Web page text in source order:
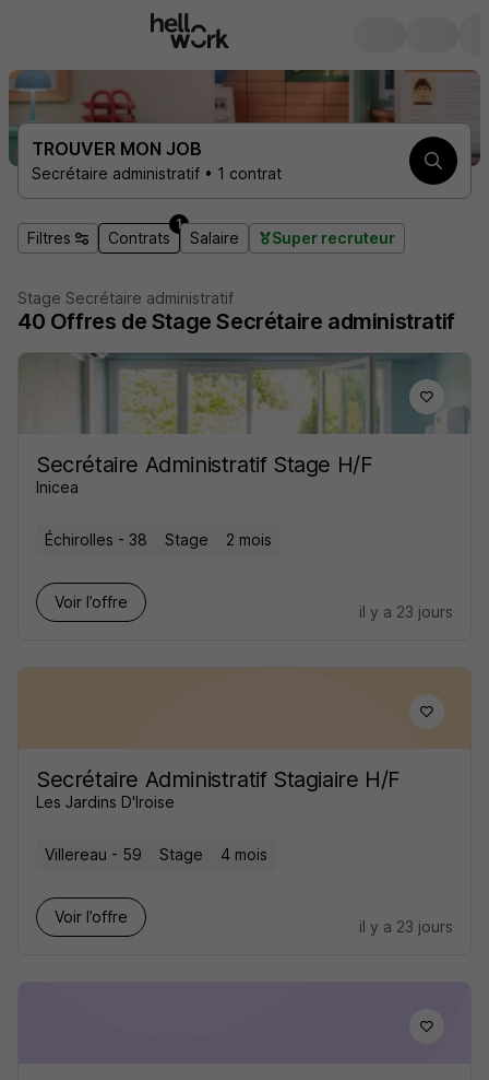
TROUVER MON JOB
Secrétaire administratif • 1 contrat
Filtres Contrats
1
Salaire Super recruteur
Stage Secrétaire administratif
40 Offres de Stage Secrétaire administratif
Secrétaire Administratif Stage H/F
Inicea
Échirolles - 38 Stage 2 mois
Voir l’offre
il y a 23 jours
Secrétaire Administratif Stagiaire H/F
Les Jardins D'Iroise
Villereau - 59 Stage 4 mois
Voir l’offre
il y a 23 jours